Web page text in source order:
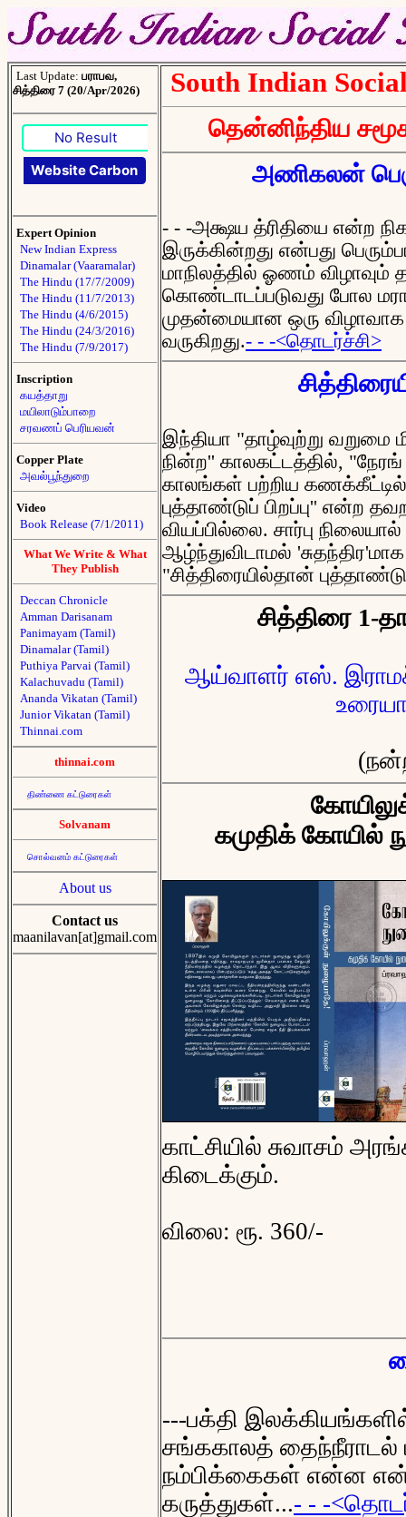
Last Update: பராபவ,
சித்திரை 7 (20/Apr/2026)
No Result
Website Carbon
Expert Opinion
New Indian Express
Dinamalar (Vaaramalar)
The Hindu (17/7/2009)
The Hindu (11/7/2013)
The Hindu (4/6/2015)
The Hindu (24/3/2016)
The Hindu (7/9/2017)
Inscription
கயத்தாறு
மயிலாடும்பாறை
சரவணப் பெரியவன்
Copper Plate
அவல்பூந்துறை
Video
Book Release (7/1/2011)
What We Write & What
They Publish
Deccan Chronicle
Amman Darisanam
Panimayam (Tamil)
Dinamalar (Tamil)
Puthiya Parvai (Tamil)
Kalachuvadu (Tamil)
Ananda Vikatan (Tamil)
Junior Vikatan (Tamil)
Thinnai.com
thinnai.com
திண்ணை கட்டுரைகள்
Solvanam
சொல்வனம் கட்டுரைகள்
About us
Contact us
maanilavan[at]gmail.com
South Indian
தென்னிந்திய
அணிகலன்
- - -அக்ஷய த்ரிதியை என்ற
இருக்கின்றது என்பது
மாநிலத்தில் ஓணம்
கொண்டாடப்படுவது போல
முதன்மையான ஒரு
வருகிறது.- - -<தொடர்ச்சி>
இந்தியா "தாழ்வுற்று வறுமை
நின்ற'' காலகட்டத்தில்,
காலங்கள் பற்றிய
புத்தாண்டுப் பிறப்பு'' என்ற
வியப்பில்லை. சார்பு
ஆழ்ந்துவிடாமல்
"சித்திரையில்தான்
சித்திரை 1-
ஆய்வாளர் எஸ்.
கமுதிக் கோயில்
காட்சியில் சுவாசம்
கிடைக்கும்.
விலை: ரூ. 360/-
---பக்தி
சங்ககாலத் தைந்நீராடல்
நம்பிக்கைகள் என்ன
கருத்துகள்...- - -